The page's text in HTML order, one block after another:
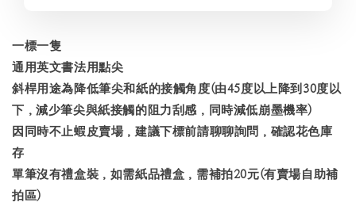
一標一隻
通用英文書法用點尖
斜桿用途為降低筆尖和紙的接觸角度(由45度以上降到30度以
下，減少筆尖與紙接觸的阻力刮感，同時減低崩墨機率)
因同時不止蝦皮賣場，建議下標前請聊聊詢問，確認花色庫
存
單筆沒有禮盒裝，如需紙品禮盒，需補拍20元(有賣場自助補
拍區)